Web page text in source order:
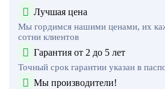
Лучшая цена
Мы гордимся нашими ценами, их
сотни клиентов
Гарантия от 2 до 5 лет
Точный срок гарантии указан в
Мы производители!